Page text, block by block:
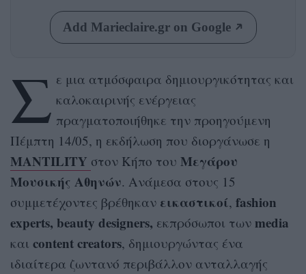
Add Marieclaire.gr on Google
Σ ε μια ατμόσφαιρα δημιουργικότητας και
καλοκαιρινής ενέργειας
πραγματοποιήθηκε την προηγούμενη
Πέμπτη 14/05, η εκδήλωση που διοργάνωσε η
MANTILITY στον Κήπο του Μεγάρου
Μουσικής Αθηνών. Ανάμεσα στους 15
συμμετέχοντες βρέθηκαν εικαστικοί, fashion
experts, beauty designers, εκπρόσωποι των media
και content creators, δημιουργώντας ένα
ιδιαίτερα ζωντανό περιβάλλον ανταλλαγής